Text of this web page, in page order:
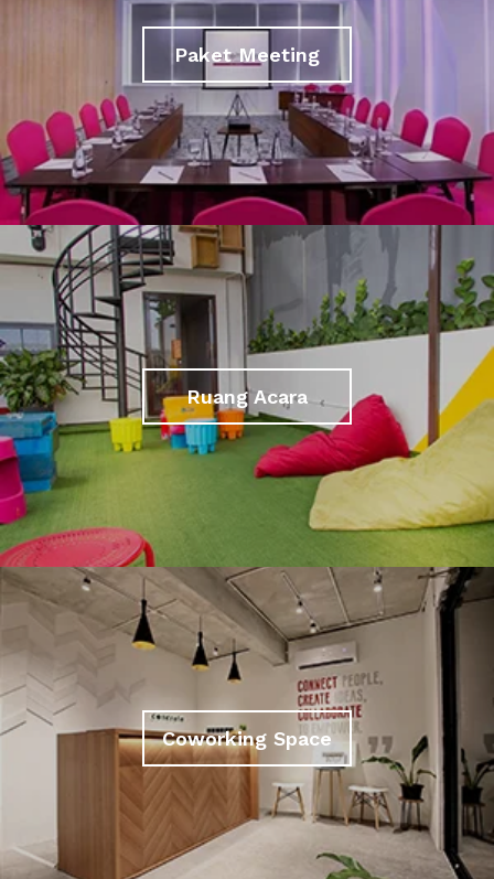
Paket Meeting
Ruang Acara
Coworking Space